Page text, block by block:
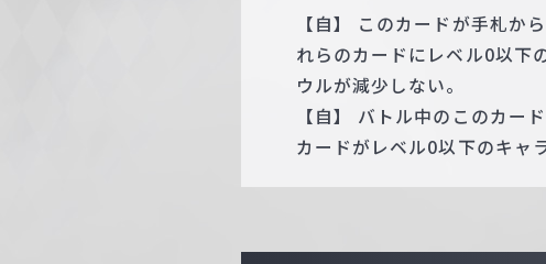
【自】 このカードが手札か
れらのカードにレベル0以下
ウルが減少しない。
【自】 バトル中のこのカー
カードがレベル0以下のキャ